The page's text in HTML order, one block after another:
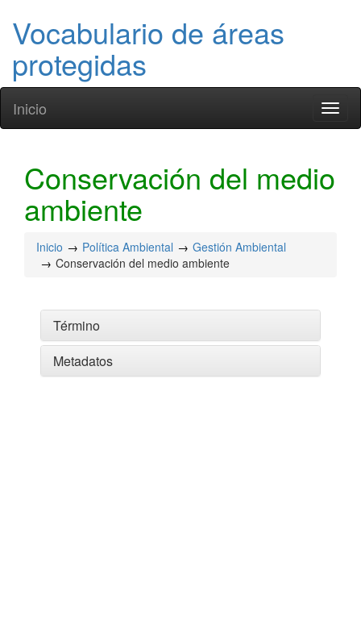
Vocabulario de áreas
protegidas
Inicio
Conservación del medio
ambiente
Inicio Política Ambiental
Gestión Ambiental
Conservación del medio ambiente
Término
Metadatos